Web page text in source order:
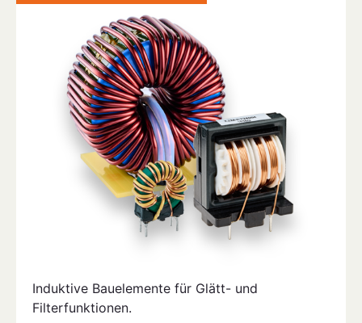
Induktive Bauelemente für Glätt- und
Filterfunktionen.